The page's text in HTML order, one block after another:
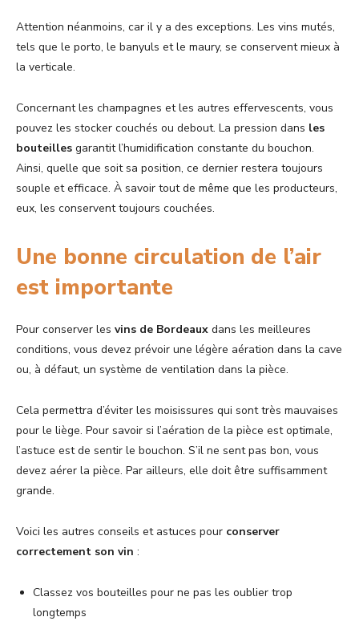
Attention néanmoins, car il y a des exceptions. Les vins mutés,
tels que le porto, le banyuls et le maury, se conservent mieux à
la verticale.
Concernant les champagnes et les autres effervescents, vous
pouvez les stocker couchés ou debout. La pression dans les
bouteilles garantit l’humidification constante du bouchon.
Ainsi, quelle que soit sa position, ce dernier restera toujours
souple et efficace. À savoir tout de même que les producteurs,
eux, les conservent toujours couchées.
Une bonne circulation de l’air
est importante
Pour conserver les vins de Bordeaux dans les meilleures
conditions, vous devez prévoir une légère aération dans la cave
ou, à défaut, un système de ventilation dans la pièce.
Cela permettra d’éviter les moisissures qui sont très mauvaises
pour le liège. Pour savoir si l’aération de la pièce est optimale,
l’astuce est de sentir le bouchon. S’il ne sent pas bon, vous
devez aérer la pièce. Par ailleurs, elle doit être suffisamment
grande.
Voici les autres conseils et astuces pour conserver
correctement son vin :
Classez vos bouteilles pour ne pas les oublier trop
longtemps